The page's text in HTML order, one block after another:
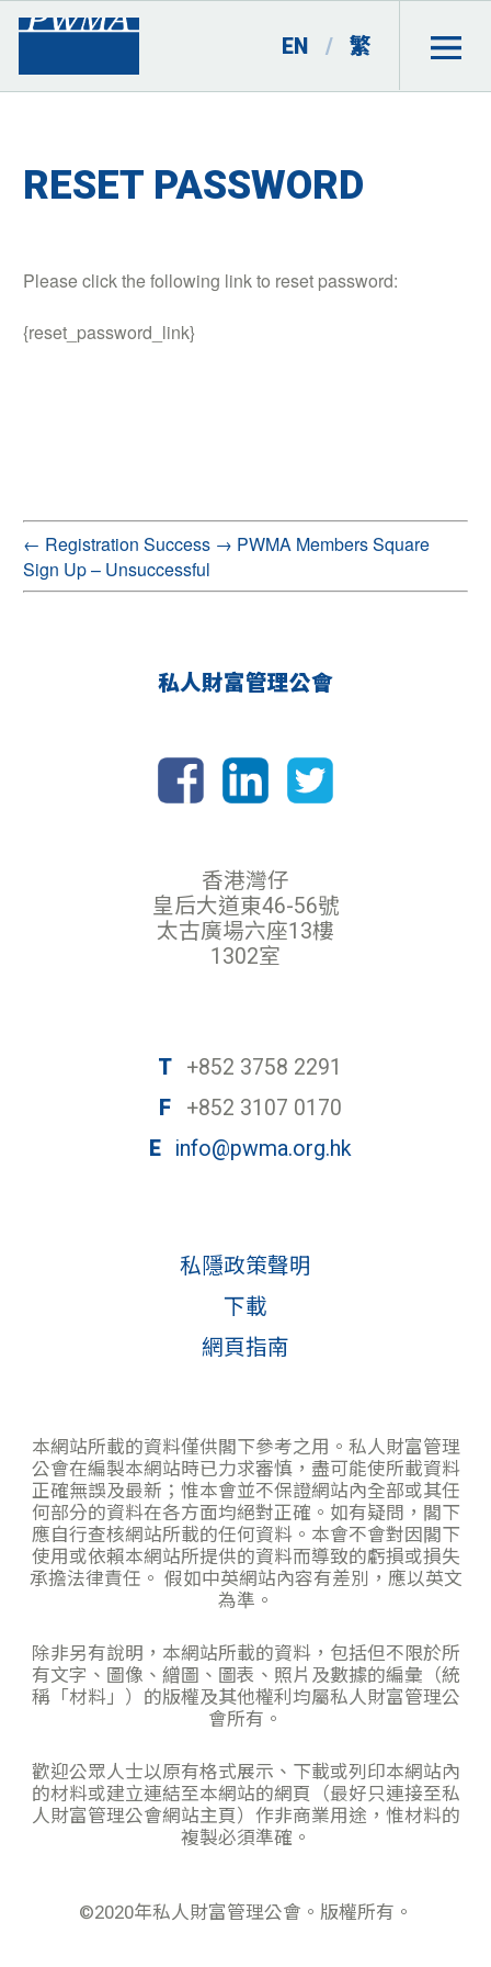
EN / 繁
RESET PASSWORD
Please click the following link to reset password:
{reset_password_link}
← Registration Success → PWMA Members Square
Sign Up – Unsuccessful
私人財富管理公會
香港灣仔
皇后大道東46-56號
太古廣場六座13樓
1302室
T
+852 3758 2291
F
+852 3107 0170
E
info@pwma.org.hk
私隱政策聲明
下載
網頁指南
本網站所載的資料僅供閣下參考之用。私人財富管理
公會在編製本網站時已力求審慎，盡可能使所載資料
正確無誤及最新；惟本會並不保證網站內全部或其任
何部分的資料在各方面均絕對正確。如有疑問，閣下
應自行查核網站所載的任何資料。本會不會對因閣下
使用或依賴本網站所提供的資料而導致的虧損或損失
承擔法律責任。 假如中英網站內容有差別，應以英文
為準。
除非另有說明，本網站所載的資料，包括但不限於所
有文字、圖像、繒圖、圖表、照片及數據的編彙（統
稱「材料」）的版權及其他權利均屬私人財富管理公
會所有。
歡迎公眾人士以原有格式展示、下載或列印本網站內
的材料或建立連結至本網站的網頁（最好只連接至私
人財富管理公會網站主頁）作非商業用途，惟材料的
複製必須準確。
©️2020年私人財富管理公會。版權所有。